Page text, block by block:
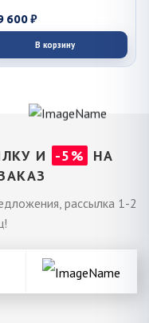
600 ₽
В корзину
И -5%
НА
рассылка 1-2